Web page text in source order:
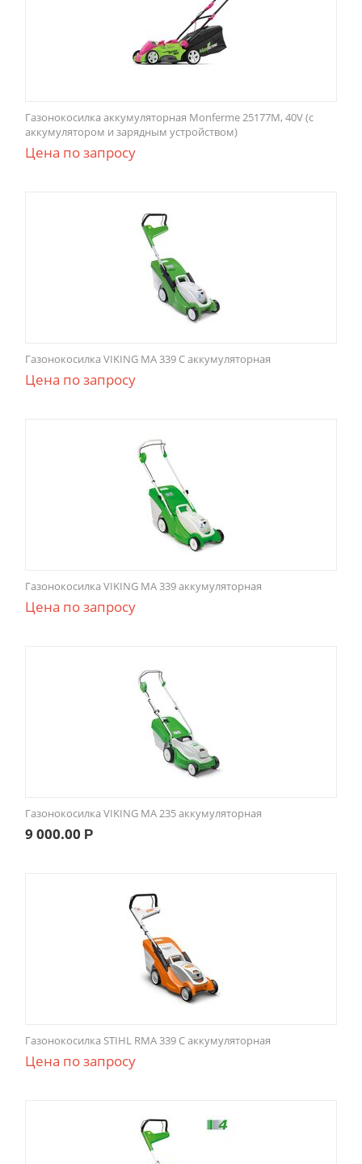
Газонокосилка аккумуляторная Monferme 25177M, 40V (с
аккумулятором и зарядным устройством)
Цена по запросу
Газонокосилка VIKING MA 339 C аккумуляторная
Цена по запросу
Газонокосилка VIKING MA 339 аккумуляторная
Цена по запросу
Газонокосилка VIKING MA 235 аккумуляторная
9 000.00 Р
Газонокосилка STIHL RMA 339 C аккумуляторная
Цена по запросу